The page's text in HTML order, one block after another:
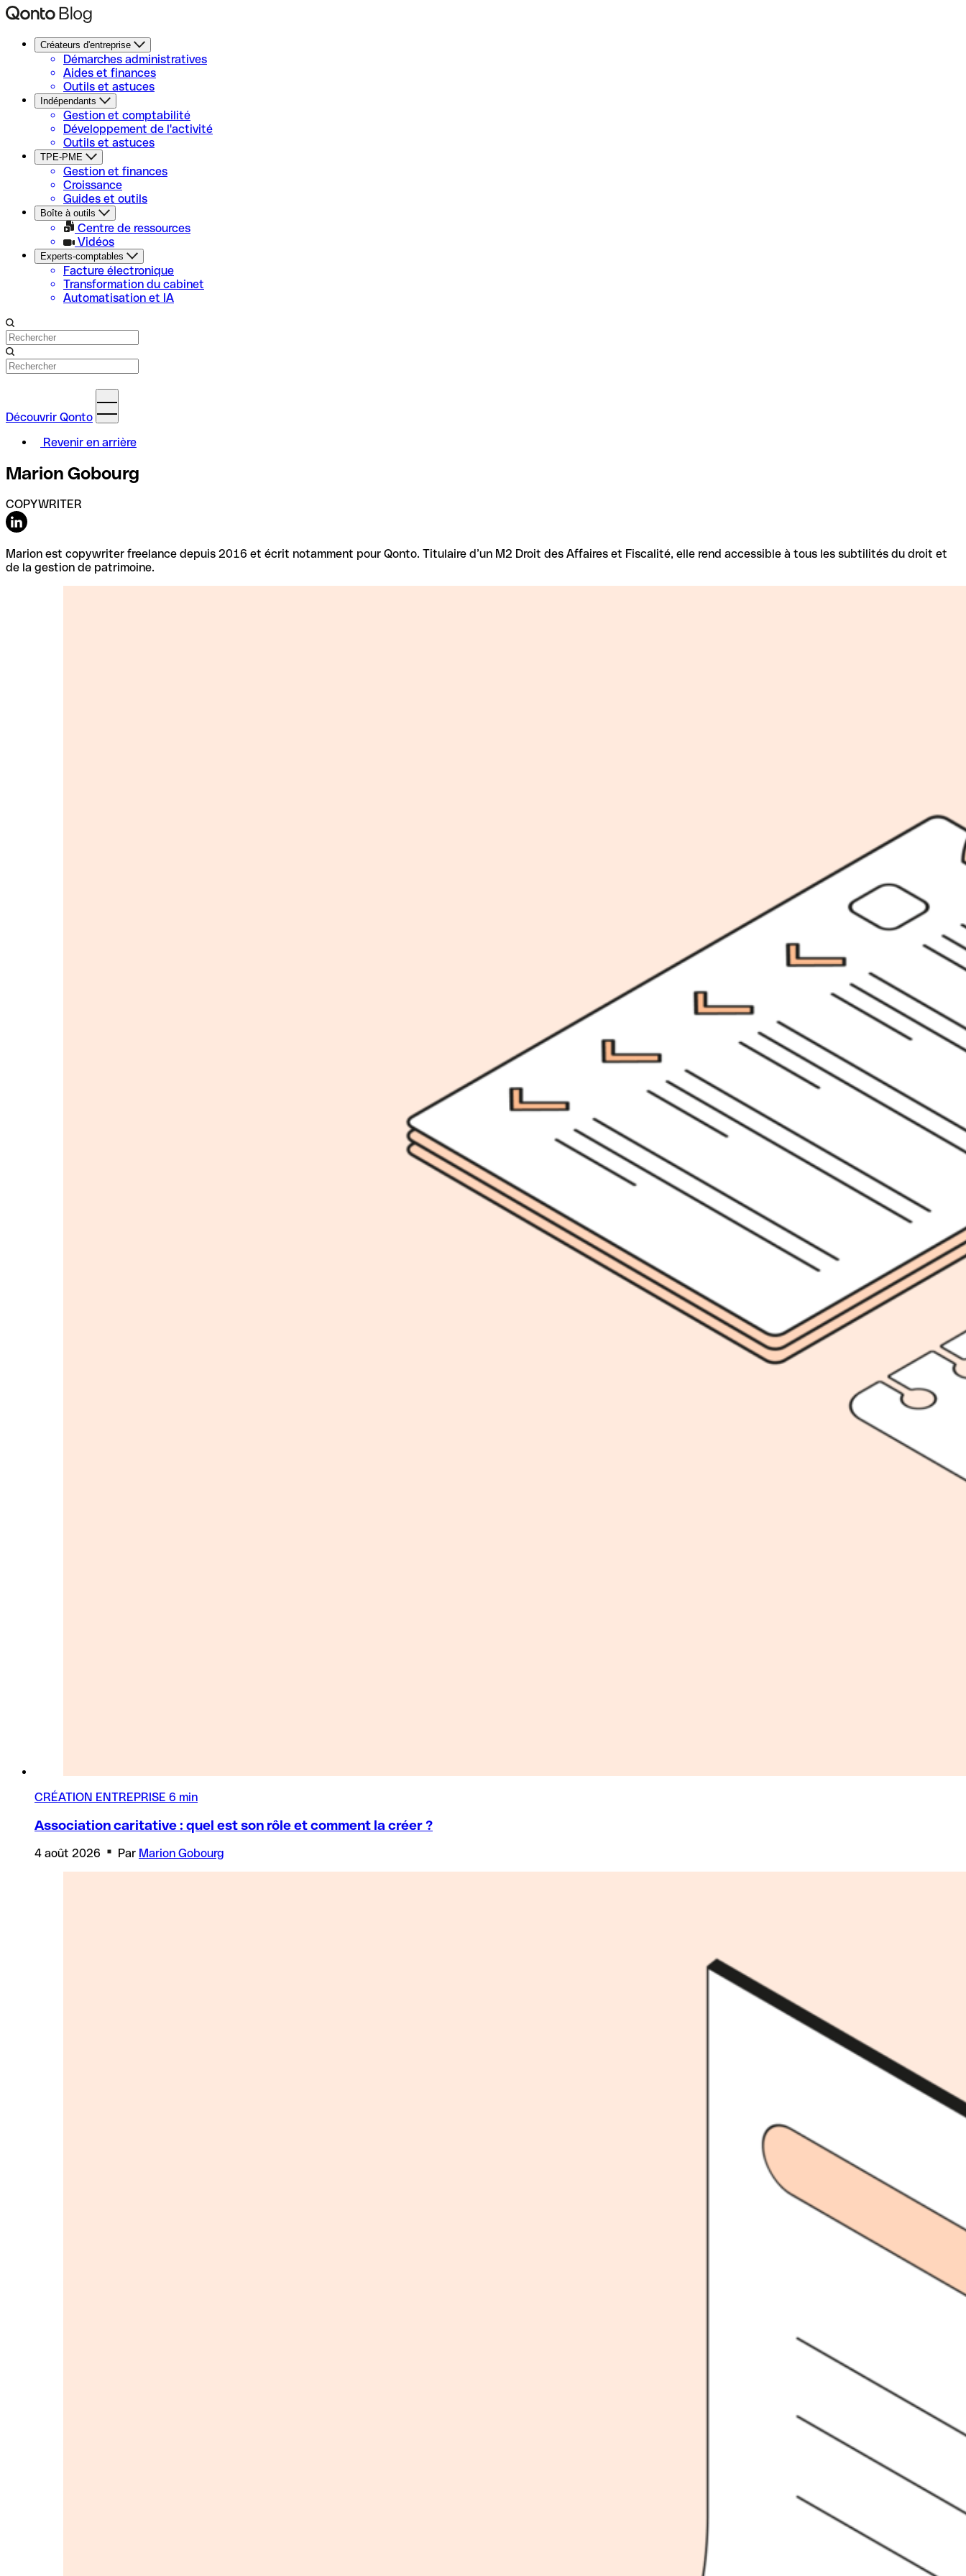
Créateurs d'entreprise
Démarches administratives
Aides et finances
Outils et astuces
Indépendants
Gestion et comptabilité
Développement de l'activité
Outils et astuces
TPE-PME
Gestion et finances
Croissance
Guides et outils
Boîte à outils
Centre de ressources
Vidéos
Experts-comptables
Facture électronique
Transformation du cabinet
Automatisation et IA
Découvrir Qonto
Revenir en arrière
Marion Gobourg
COPYWRITER
Marion est copywriter freelance depuis 2016 et écrit notamment pour Qonto. Titulaire d’un M2 Droit des Affaires et Fiscalité, elle rend accessible à tous les subtilités du droit et
de la gestion de patrimoine.
CRÉATION ENTREPRISE 6 min
Association caritative : quel est son rôle et comment la créer ?
4 août 2026 Par Marion Gobourg